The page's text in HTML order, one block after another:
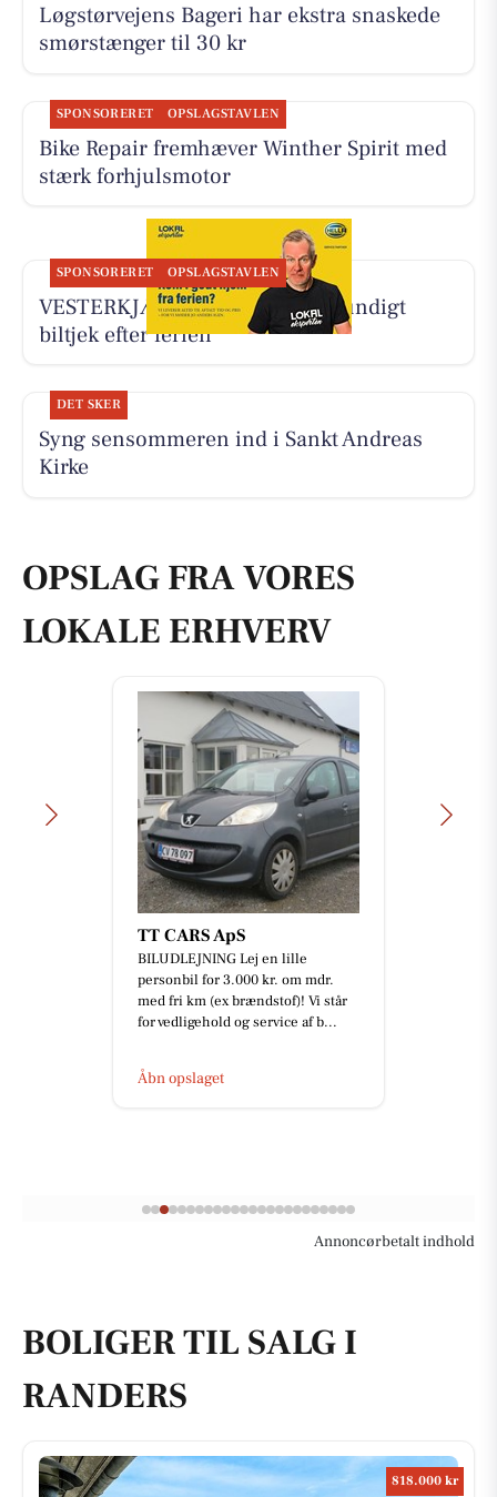
Løgstørvejens Bageri har ekstra snaskede
smørstænger til 30 kr
SPONSORERET OPSLAGSTAVLEN
Bike Repair fremhæver Winther Spirit med
stærk forhjulsmotor
SPONSORERET OPSLAGSTAVLEN
VESTERKJÆR AUTO tilbyder grundigt
biltjek efter ferien
DET SKER
Syng sensommeren ind i Sankt Andreas
Kirke
OPSLAG FRA VORES
LOKALE ERHVERV
TT CARS ApS
BILUDLEJNING Lej en lille
personbil for 3.000 kr. om mdr.
med fri km (ex brændstof)! Vi står
for vedligehold og service af b...
Åbn opslaget
Annoncørbetalt indhold
BOLIGER TIL SALG I
RANDERS
818.000 kr